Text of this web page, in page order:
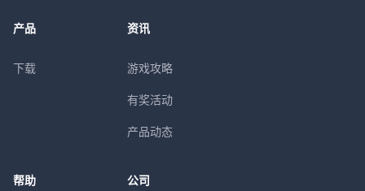
产品
下载
资讯
游戏攻略
有奖活动
产品动态
帮助 公司